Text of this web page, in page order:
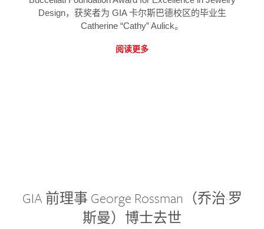
Design，获奖者为 GIA 卡尔斯巴德校区的毕业生
Catherine “Cathy” Aulick。
阅读更多
GIA 前理事 George Rossman（乔治·罗
斯曼）博士去世